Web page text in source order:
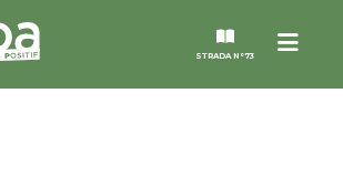
Menu
STRADA N°73